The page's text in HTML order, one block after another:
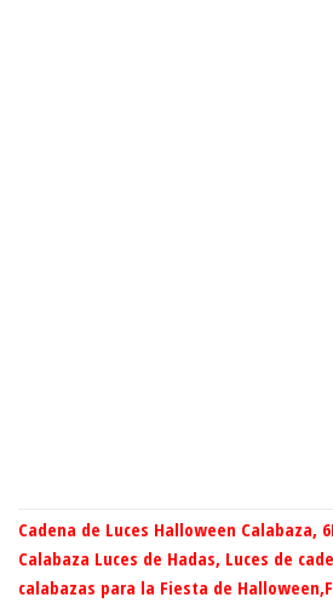
Cadena de Luces Halloween Calabaza,
Calabaza Luces de Hadas, Luces de
calabazas para la Fiesta de